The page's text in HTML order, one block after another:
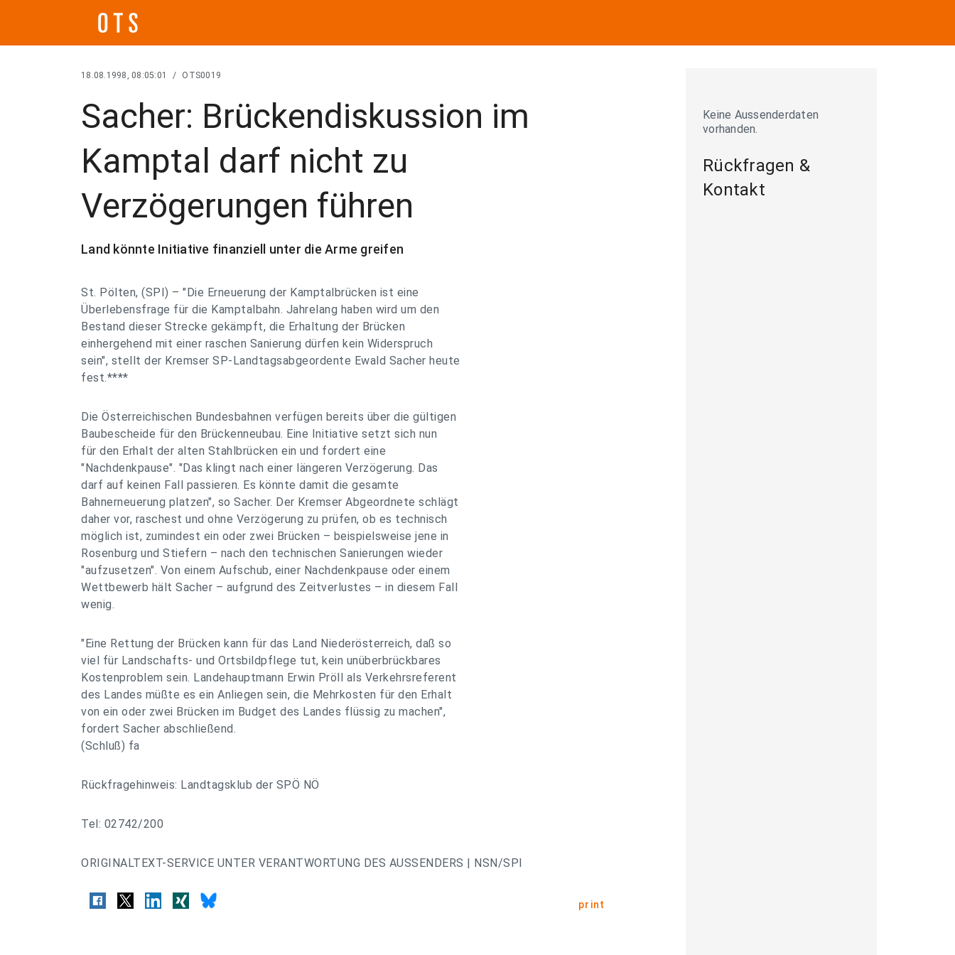
18.08.1998, 08:05:01 / OTS0019
Sacher: Brückendiskussion im
Kamptal darf nicht zu
Verzögerungen führen
Land könnte Initiative finanziell unter die Arme greifen
St. Pölten, (SPI) – "Die Erneuerung der Kamptalbrücken ist eine
Überlebensfrage für die Kamptalbahn. Jahrelang haben wird um den
Bestand dieser Strecke gekämpft, die Erhaltung der Brücken
einhergehend mit einer raschen Sanierung dürfen kein Widerspruch
sein", stellt der Kremser SP-Landtagsabgeordente Ewald Sacher heute
fest.****
Die Österreichischen Bundesbahnen verfügen bereits über die gültigen
Baubescheide für den Brückenneubau. Eine Initiative setzt sich nun
für den Erhalt der alten Stahlbrücken ein und fordert eine
"Nachdenkpause". "Das klingt nach einer längeren Verzögerung. Das
darf auf keinen Fall passieren. Es könnte damit die gesamte
Bahnerneuerung platzen", so Sacher. Der Kremser Abgeordnete schlägt
daher vor, raschest und ohne Verzögerung zu prüfen, ob es technisch
möglich ist, zumindest ein oder zwei Brücken – beispielsweise jene in
Rosenburg und Stiefern – nach den technischen Sanierungen wieder
"aufzusetzen". Von einem Aufschub, einer Nachdenkpause oder einem
Wettbewerb hält Sacher – aufgrund des Zeitverlustes – in diesem Fall
wenig.
"Eine Rettung der Brücken kann für das Land Niederösterreich, daß so
viel für Landschafts- und Ortsbildpflege tut, kein unüberbrückbares
Kostenproblem sein. Landehauptmann Erwin Pröll als Verkehrsreferent
des Landes müßte es ein Anliegen sein, die Mehrkosten für den Erhalt
von ein oder zwei Brücken im Budget des Landes flüssig zu machen",
fordert Sacher abschließend.
(Schluß) fa
Rückfragehinweis: Landtagsklub der SPÖ NÖ
Tel: 02742/200
ORIGINALTEXT-SERVICE UNTER VERANTWORTUNG DES AUSSENDERS | NSN/SPI
print
Keine Aussenderdaten
vorhanden.
Rückfragen &
Kontakt